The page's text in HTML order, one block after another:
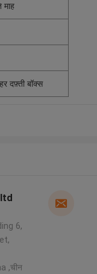
दफ़्ती बॉक्स
6,
,चीन